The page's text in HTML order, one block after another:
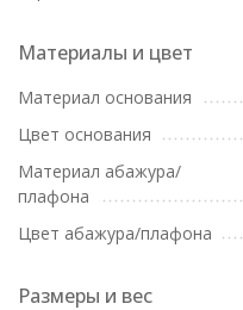
Материалы и цвет
Материал основания
Цвет основания
Материал абажура/
плафона
Цвет абажура/плафона
Размеры и вес